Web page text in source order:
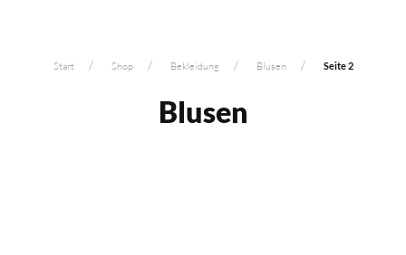
Start Shop Bekleidung Blusen Seite 2
Blusen